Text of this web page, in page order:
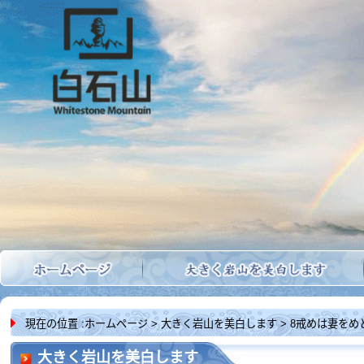
現在の位置 :ホームページ> 大きく岩山を美白します > 8戒めは妻をめとり
ます大きく岩山を美白します